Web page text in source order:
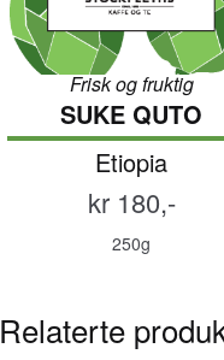
Frisk og fruktig
SUKE QUTO
Etiopia
kr 180,-
250g
Relaterte